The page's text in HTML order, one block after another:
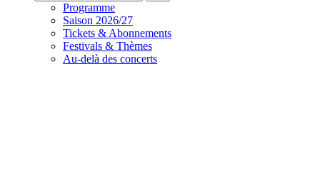
Programme
Saison 2026/27
Tickets & Abonnements
Festivals & Thèmes
Au-delà des concerts